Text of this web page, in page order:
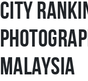
City
Malaysia